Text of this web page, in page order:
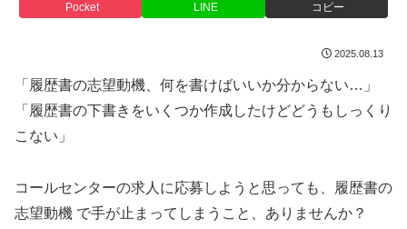
Pocket LINE コピー
2025.08.13
「履歴書の志望動機、何を書けばいいか分からない…」
「履歴書の下書きをいくつか作成したけどどうもしっくり
こない」
コールセンターの求人に応募しようと思っても、履歴書の
志望動機 で手が止まってしまうこと、ありませんか？